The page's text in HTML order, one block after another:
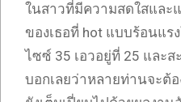
ในสาวที่มีความสดใสและ
ของเธอที่ hot แบบร้อนแ
ไซซ์ 35 เอวอยู่ที่ 25 และ
บอกเลยว่าหลายท่านจะต้